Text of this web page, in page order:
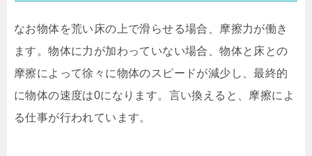
なお物体を荒い床の上で滑らせる場合、摩擦力が働き
ます。物体に力が加わっていない場合、物体と床との
摩擦によって徐々に物体のスピードが減少し、最終的
に物体の速度は0になります。言い換えると、摩擦によ
る仕事が行われています。